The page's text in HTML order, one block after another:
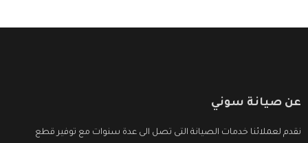
عن صيانة سوني
نقدم لعملائنا خدمات الصيانة التى تصل الى عدة سنوات مع توفير قطع